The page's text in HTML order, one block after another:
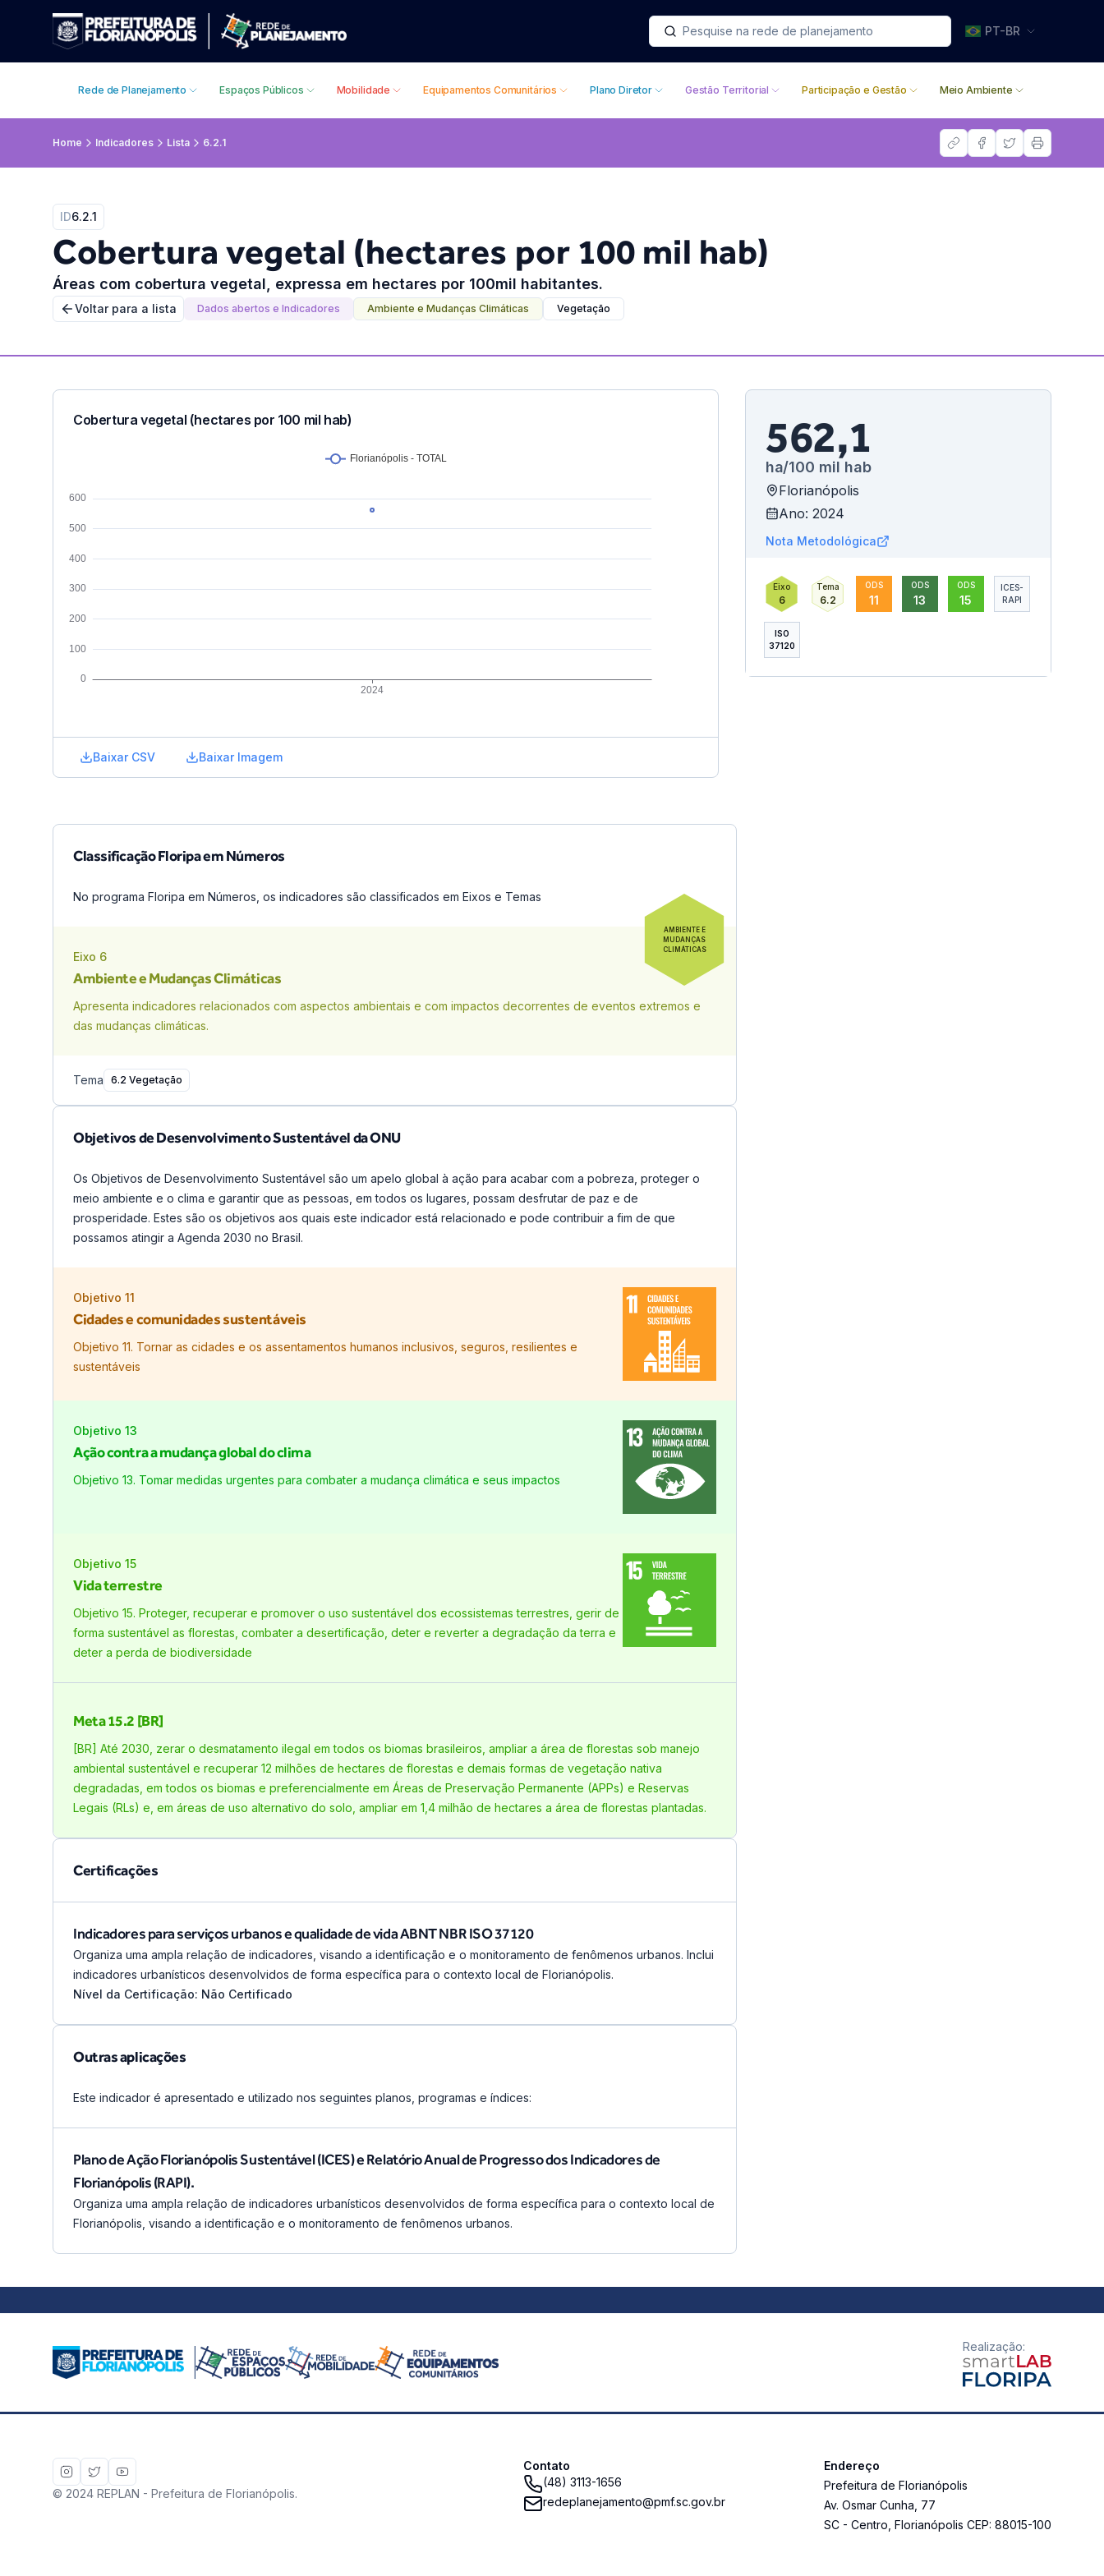
PT-BR
Rede de Planejamento Espaços Públicos Mobilidade Equipamentos Comunitários Plano Diretor Gestão Territorial Participação e Gestão Meio Ambiente
Home Indicadores Lista 6.2.1
ID6.2.1
Cobertura vegetal (hectares por 100 mil hab)
Áreas com cobertura vegetal, expressa em hectares por 100mil habitantes.
Voltar para a lista Dados abertos e Indicadores Ambiente e Mudanças Climáticas Vegetação
Cobertura vegetal (hectares por 100 mil hab)
Baixar CSV Baixar Imagem
562,1
ha/100 mil hab
Florianópolis
Ano: 2024
Nota Metodológica
Eixo
6
Tema
6.2
ODS
11
ODS
13
ODS
15
ICES-
RAPI
ISO
37120
Classificação Floripa em Números
No programa Floripa em Números, os indicadores são classificados em Eixos e Temas
Eixo 6
Ambiente e Mudanças Climáticas
Apresenta indicadores relacionados com aspectos ambientais e com impactos decorrentes de eventos extremos e
das mudanças climáticas.
AMBIENTE E
MUDANÇAS
CLIMÁTICAS
Tema 6.2 Vegetação
Objetivos de Desenvolvimento Sustentável da ONU
Os Objetivos de Desenvolvimento Sustentável são um apelo global à ação para acabar com a pobreza, proteger o
meio ambiente e o clima e garantir que as pessoas, em todos os lugares, possam desfrutar de paz e de
prosperidade. Estes são os objetivos aos quais este indicador está relacionado e pode contribuir a fim de que
possamos atingir a Agenda 2030 no Brasil.
Objetivo 11
Cidades e comunidades sustentáveis
Objetivo 11. Tornar as cidades e os assentamentos humanos inclusivos, seguros, resilientes e
sustentáveis
Objetivo 13
Ação contra a mudança global do clima
Objetivo 13. Tomar medidas urgentes para combater a mudança climática e seus impactos
Objetivo 15
Vida terrestre
Objetivo 15. Proteger, recuperar e promover o uso sustentável dos ecossistemas terrestres, gerir de
forma sustentável as florestas, combater a desertificação, deter e reverter a degradação da terra e
deter a perda de biodiversidade
Meta15.2 [BR]
[BR] Até 2030, zerar o desmatamento ilegal em todos os biomas brasileiros, ampliar a área de florestas sob manejo
ambiental sustentável e recuperar 12 milhões de hectares de florestas e demais formas de vegetação nativa
degradadas, em todos os biomas e preferencialmente em Áreas de Preservação Permanente (APPs) e Reservas
Legais (RLs) e, em áreas de uso alternativo do solo, ampliar em 1,4 milhão de hectares a área de florestas plantadas.
Certificações
Indicadores para serviços urbanos e qualidade de vida ABNT NBR ISO 37120
Organiza uma ampla relação de indicadores, visando a identificação e o monitoramento de fenômenos urbanos. Inclui
indicadores urbanísticos desenvolvidos de forma específica para o contexto local de Florianópolis.
Nível da Certificação: Não Certificado
Outras aplicações
Este indicador é apresentado e utilizado nos seguintes planos, programas e índices:
Plano de Ação Florianópolis Sustentável (ICES) e Relatório Anual de Progresso dos Indicadores de
Florianópolis (RAPI).
Organiza uma ampla relação de indicadores urbanísticos desenvolvidos de forma específica para o contexto local de
Florianópolis, visando a identificação e o monitoramento de fenômenos urbanos.
Realização:
© 2024 REPLAN - Prefeitura de Florianópolis.
Contato
(48) 3113-1656
redeplanejamento@pmf.sc.gov.br
Endereço
Prefeitura de Florianópolis
Av. Osmar Cunha 77
SC - Centro Florianópolis CEP: 88015-100